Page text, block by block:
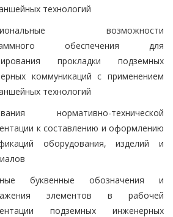
технологий
возможности
обеспечения для
прокладки подземных
коммуникаций с применением
технологий
нормативно-технической
к составлению и оформлению
оборудования, изделий и
буквенные обозначения и
элементов в рабочей
подземных инженерных